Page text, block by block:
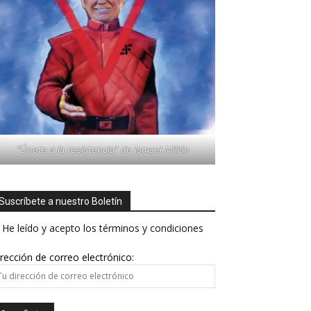
"Únete a la resistencia" de Ismael Millán
a nuestro Boletín
He leído y acepto los términos y condiciones
de correo electrónico: